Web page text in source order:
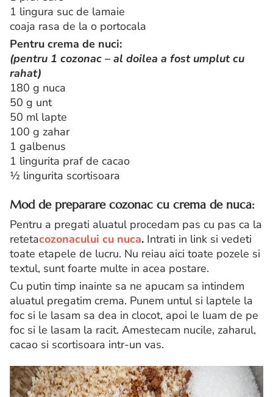
1 lingura suc de lamaie
coaja rasa de la o portocala
Pentru crema de nuci:
(pentru 1 cozonac – al doilea a fost umplut cu
rahat)
180 g nuca
50 g unt
50 ml lapte
100 g zahar
1 galbenus
1 lingurita praf de cacao
½ lingurita scortisoara
Mod de preparare cozonac cu crema de nuca:
Pentru a pregati aluatul procedam pas cu pas ca la
retetacozonacului cu nuca. Intrati in link si vedeti
toate etapele de lucru. Nu reiau aici toate pozele si
textul, sunt foarte multe in acea postare.
Cu putin timp inainte sa ne apucam sa intindem
aluatul pregatim crema. Punem untul si laptele la
foc si le lasam sa dea in clocot, apoi le luam de pe
foc si le lasam la racit. Amestecam nucile, zaharul,
cacao si scortisoara intr-un vas.